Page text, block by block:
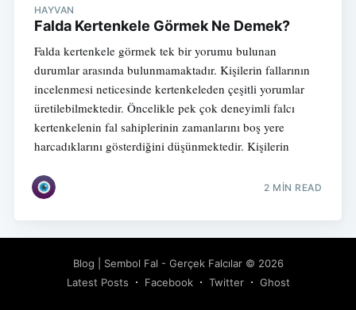
HAYVAN
Falda Kertenkele Görmek Ne Demek?
Falda kertenkele görmek tek bir yorumu bulunan
durumlar arasında bulunmamaktadır. Kişilerin fallarının
incelenmesi neticesinde kertenkeleden çeşitli yorumlar
üretilebilmektedir. Öncelikle pek çok deneyimli falcı
kertenkelenin fal sahiplerinin zamanlarını boş yere
harcadıklarını gösterdiğini düşünmektedir. Kişilerin
2 MIN READ
Blog | Sembol Fal - Gerçek Falcılar© 2026
Latest Posts
Facebook Twitter Ghost